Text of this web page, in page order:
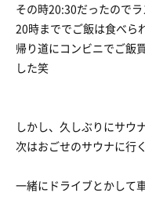
その時20:30だったのでラ
20時まででご飯は食べら
帰り道にコンビニでご飯
した笑
しかし、久しぶりにサウ
次はおごせのサウナに行
一緒にドライブとかして